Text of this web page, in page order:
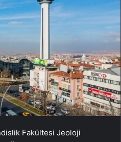
Fakültesi Jeoloji